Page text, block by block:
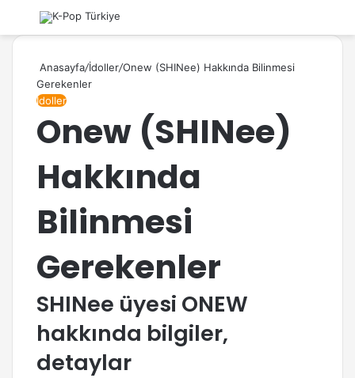
Ara
Anasayfa/İdoller/Onew (SHINee) Hakkında Bilinmesi
Gerekenler
İdoller
Onew (SHINee)
Hakkında
Bilinmesi
Gerekenler
SHINee üyesi ONEW
hakkında bilgiler,
detaylar